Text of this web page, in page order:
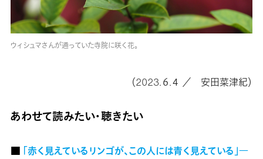
ウィシュマさんが通っていた寺院に咲く花。
（2023.６.４ ／ 安田菜津紀）
あわせて読みたい・聴きたい
■ 「赤く見えているリンゴが、この人には青く見えている」―